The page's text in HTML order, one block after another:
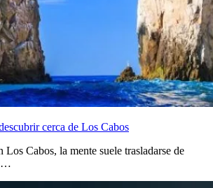
cerca de Los Cabos
Los Cabos, la mente suele trasladarse de